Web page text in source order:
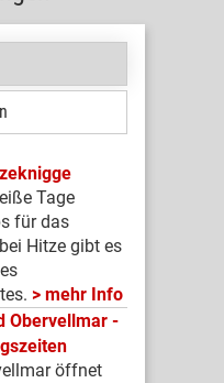
Tage
für das
Hitze gibt es
mehr Info
Obervellmar -
öffnet